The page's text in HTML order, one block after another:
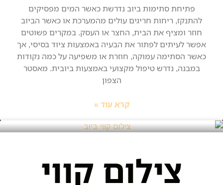
פתיחת סתימות ביוב נדרשת כאשר המים מפסיקים
להתנקז, ריחות חריגים עולים מהמערכת או כאשר הביוב
חוזר ומציף את הבית, החצר או העסק. במקרים פשוטים
אפשר לעיתים לפתור את הבעיה באמצעות ציוד בסיסי, אך
כאשר הסתימה עמוקה, חוזרת או משפיעה על כמה נקודות
במבנה, נדרש טיפול מקצועי באמצעות ביובית. מאסטר
הצפון
קרא עוד »
צילום קווי